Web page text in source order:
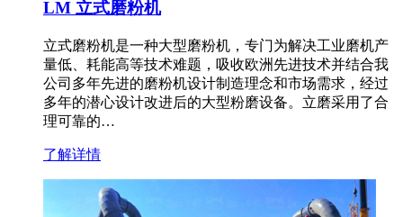
LM 立式磨粉机
立式磨粉机是一种大型磨粉机，专门为解决工业磨机产
量低、耗能高等技术难题，吸收欧洲先进技术并结合我
公司多年先进的磨粉机设计制造理念和市场需求，经过
多年的潜心设计改进后的大型粉磨设备。立磨采用了合
理可靠的…
了解详情